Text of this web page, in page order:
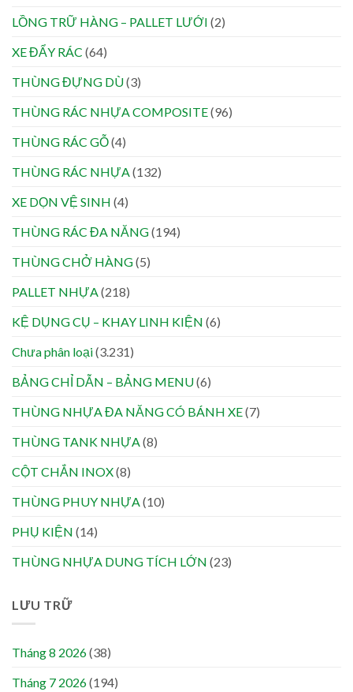
LỒNG TRỮ HÀNG – PALLET LƯỚI (2)
XE ĐẨY RÁC (64)
THÙNG ĐỰNG DÙ(3)
THÙNG RÁC NHỰA COMPOSITE(96)
THÙNG RÁC GỖ(4)
THÙNG RÁC NHỰA (132)
XE DỌN VỆ SINH (4)
THÙNG RÁC ĐA NĂNG(194)
THÙNG CHỞ HÀNG(5)
PALLET NHỰA (218)
KỆ DỤNG CỤ – KHAY LINH KIỆN (6)
Chưa phân loại(3.231)
BẢNG CHỈ DẪN – BẢNG MENU(6)
THÙNG NHỰA ĐA NĂNG CÓ BÁNH XE(7)
THÙNG TANK NHỰA (8)
CỘT CHẮN INOX(8)
THÙNG PHUY NHỰA (10)
PHỤ KIỆN (14)
THÙNG NHỰA DUNG TÍCH LỚN (23)
LƯU TRỮ
Tháng 8 2026(38)
Tháng 7 2026(194)